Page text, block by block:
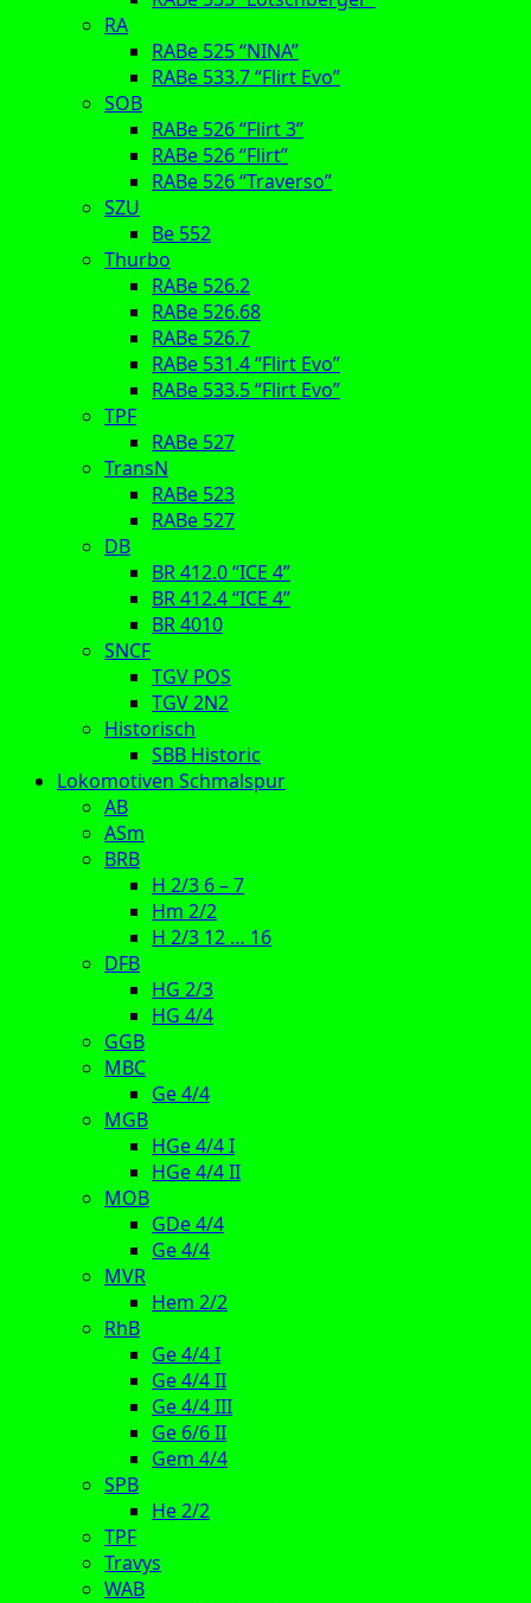
RA
RABe 525 “NINA”
RABe 533.7 “Flirt Evo”
SOB
RABe 526 “Flirt 3”
RABe 526 “Flirt”
RABe 526 “Traverso”
SZU
Be 552
Thurbo
RABe 526.2
RABe 526.68
RABe 526.7
RABe 531.4 “Flirt Evo”
RABe 533.5 “Flirt Evo”
TPF
RABe 527
TransN
RABe 523
RABe 527
DB
BR 412.0 “ICE 4”
BR 412.4 “ICE 4”
BR 4010
SNCF
TGV POS
TGV 2N2
Historisch
SBB Historic
Lokomotiven Schmalspur
AB
ASm
BRB
H 2/3 6 – 7
Hm 2/2
H 2/3 12 … 16
DFB
HG 2/3
HG 4/4
GGB
MBC
Ge 4/4
MGB
HGe 4/4 I
HGe 4/4 II
MOB
GDe 4/4
Ge 4/4
MVR
Hem 2/2
RhB
Ge 4/4 I
Ge 4/4 II
Ge 4/4 III
Ge 6/6 II
Gem 4/4
SPB
He 2/2
TPF
Travys
WAB